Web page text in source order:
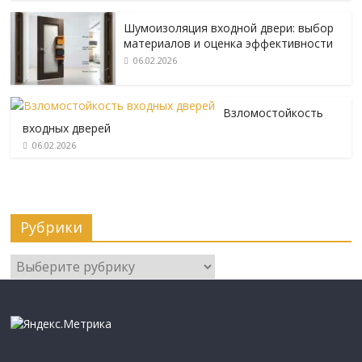
Шумоизоляция входной двери: выбор
материалов и оценка эффективности
06.02.2026
Взломостойкость
входных дверей
06.02.2026
Рубрики
Рубрики